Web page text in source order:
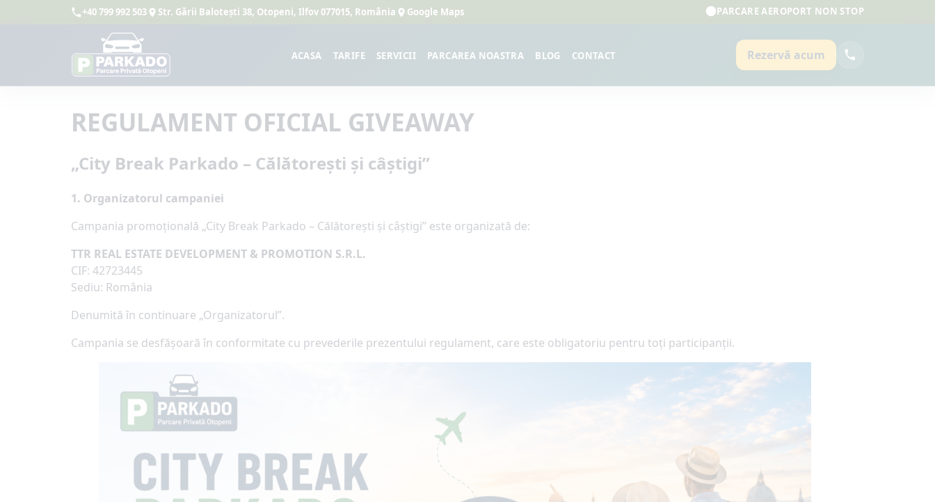
+40 799 992 503 Str. Gării Balotești 38, Otopeni, Ilfov 077015, România Google Maps PARCARE AEROPORT NON STOP
ACASA TARIFE SERVICII PARCAREA NOASTRA BLOG CONTACT Rezervă acum
REGULAMENT OFICIAL GIVEAWAY
„City Break Parkado – Călătorești și câștigi”
1. Organizatorul campaniei
Campania promoțională „City Break Parkado – Călătorești și câștigi” este organizată de:
TTR REAL ESTATE DEVELOPMENT & PROMOTION S.R.L.
CIF: 42723445
Sediu: România
Denumită în continuare „Organizatorul”.
Campania se desfășoară în conformitate cu prevederile prezentului regulament, care este obligatoriu pentru toți participanții.